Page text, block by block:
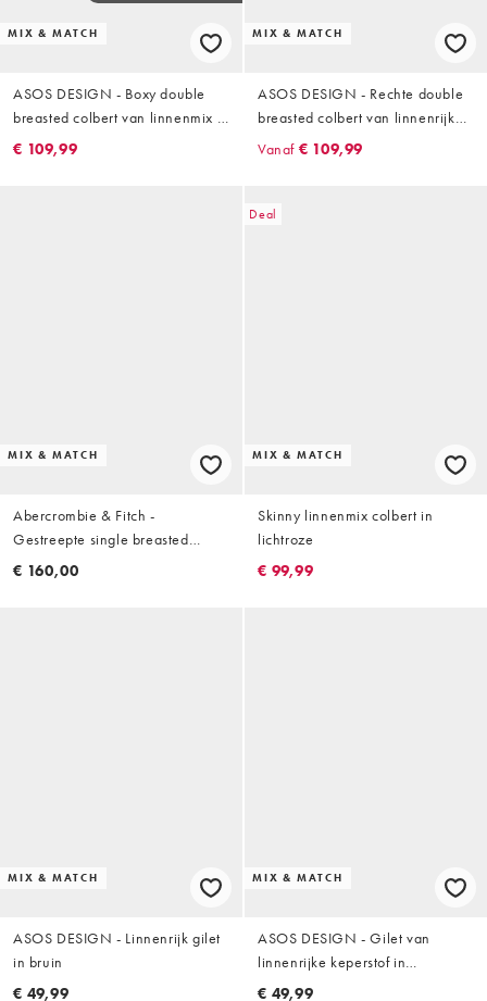
MIX & MATCH
ASOS DESIGN - Boxy double
breasted colbert van linnenmix in
bruin
€ 109,99
MIX & MATCH
ASOS DESIGN - Rechte double
breasted colbert van linnenrijke
stof in stone
Vanaf € 109,99
MIX & MATCH
Abercrombie & Fitch -
Gestreepte single breasted
blazer van linnenmix met slim-fit
€ 160,00
Deal
MIX & MATCH
Skinny linnenmix colbert in
lichtroze
€ 99,99
MIX & MATCH
ASOS DESIGN - Linnenrijk gilet
in bruin
€ 49,99
MIX & MATCH
ASOS DESIGN - Gilet van
linnenrijke keperstof in
marineblauw
€ 49,99